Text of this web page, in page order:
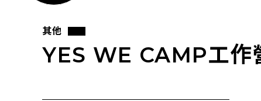
其他
YES WE CAMP工作